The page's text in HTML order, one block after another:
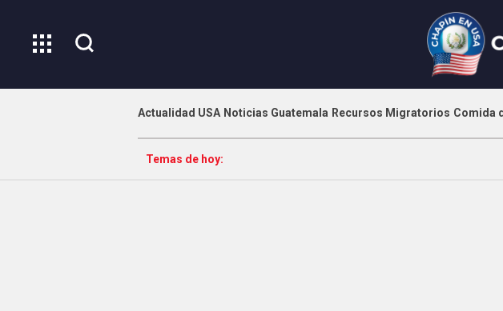
Actualidad USA Noticias Guatemala Recursos Migratorios Comida
Temas de hoy: